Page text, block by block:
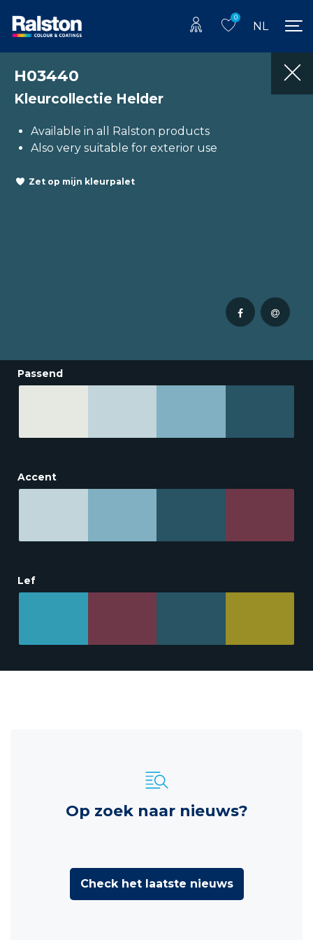
0
NL
H03440
Kleurcollectie Helder
Available in all Ralston products
Also very suitable for exterior use
Zet op mijn kleurpalet
Passend
Accent
Lef
Op zoek naar nieuws?
Check het laatste nieuws